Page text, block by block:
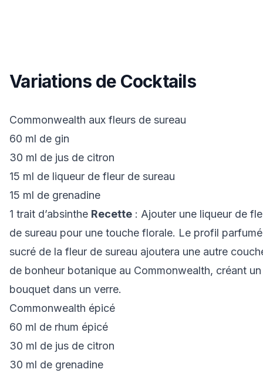
Variations de Cocktails
Commonwealth aux fleurs de sureau
60 ml de gin
30 ml de jus de citron
15 ml de liqueur de fleur de sureau
15 ml de grenadine
1 trait d’absinthe Recette : Ajouter une liqueur de
de sureau pour une touche florale. Le profil parfumé
sucré de la fleur de sureau ajoutera une autre
de bonheur botanique au Commonwealth, créant un
bouquet dans un verre.
Commonwealth épicé
60 ml de rhum épicé
30 ml de jus de citron
30 ml de grenadine